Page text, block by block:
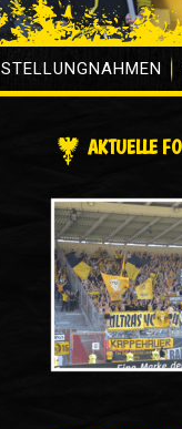
STELLUNGNAHMEN
AKTUELLE